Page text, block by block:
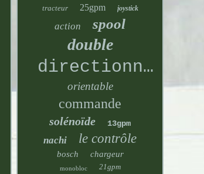
tracteur 25gpm joystick
action spool
double
directionnelle
orientable
commande
solénoïde 13gpm
nachi le contrôle
bosch chargeur
monobloc 21gpm